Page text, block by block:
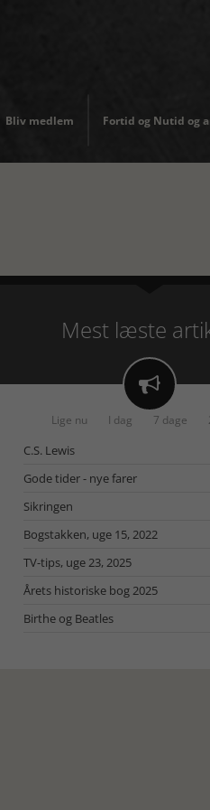
Bliv medlem Fortid og Nutid og
Mest læste

Lige nu I dag 7 dage
C.S. Lewis
Gode tider - nye farer
Sikringen
Bogstakken, uge 15, 2022
TV-tips, uge 23, 2025
Årets historiske bog 2025
Birthe og Beatles